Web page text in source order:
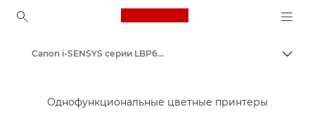
Canon Logo, back to
Решения и услуги
Canon i-SENSYS серии LBP630 - Однофункциональные принтеры
Однофункциональные цветные принтеры